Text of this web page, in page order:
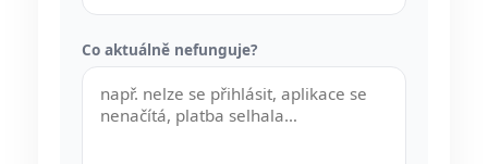
Co aktuálně nefunguje?